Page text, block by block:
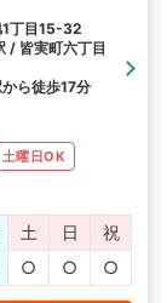
1丁目15-32
/ 皆実町六丁目
ら徒歩17分
土曜日OK
土 日
祝
○ ○ ○